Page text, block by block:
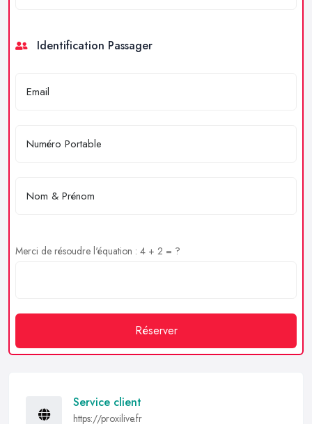
Identification Passager
Merci de résoudre l'équation : 4 + 2 = ?
Réserver
Service client
https://proxilive.fr